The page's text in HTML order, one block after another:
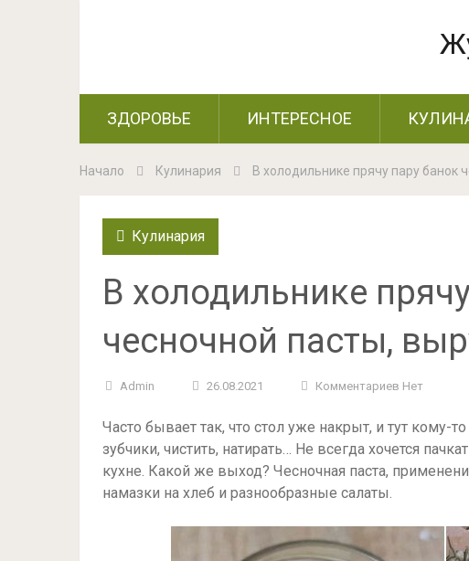
ЗДОРОВЬЕ ИНТЕРЕСНОЕ
Начало Кулинария В холодильнике прячу пару банок
Кулинария
В холодильнике
чесночной пасты,
Admin 26.08.2021 Комментариев Нет
Часто бывает так, что стол уже накрыт, и тут кому-
зубчики, чистить, натирать… Не всегда хочется
кухне. Какой же выход? Чесночная паста,
намазки на хлеб и разнообразные салаты.